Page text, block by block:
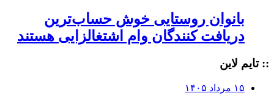
بانوان روستایی خوش حساب‌ترین
دریافت کنندگان وام‌ اشتغالزایی هستند
:: تایم لاین
۱۵ مرداد ۱۴۰۵